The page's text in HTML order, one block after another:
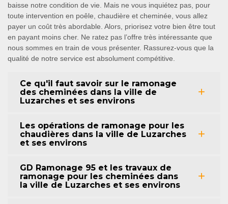
baisse notre condition de vie. Mais ne vous inquiétez pas, pour
toute intervention en poêle, chaudière et cheminée, vous allez
payer un coût très abordable. Alors, priorisez votre bien être tout
en payant moins cher. Ne ratez pas l’offre très intéressante que
nous sommes en train de vous présenter. Rassurez-vous que la
qualité de notre service est absolument compétitive.
Ce qu'il faut savoir sur le ramonage
des cheminées dans la ville de
Luzarches et ses environs
Les opérations de ramonage pour les
chaudières dans la ville de Luzarches
et ses environs
GD Ramonage 95 et les travaux de
ramonage pour les cheminées dans
la ville de Luzarches et ses environs